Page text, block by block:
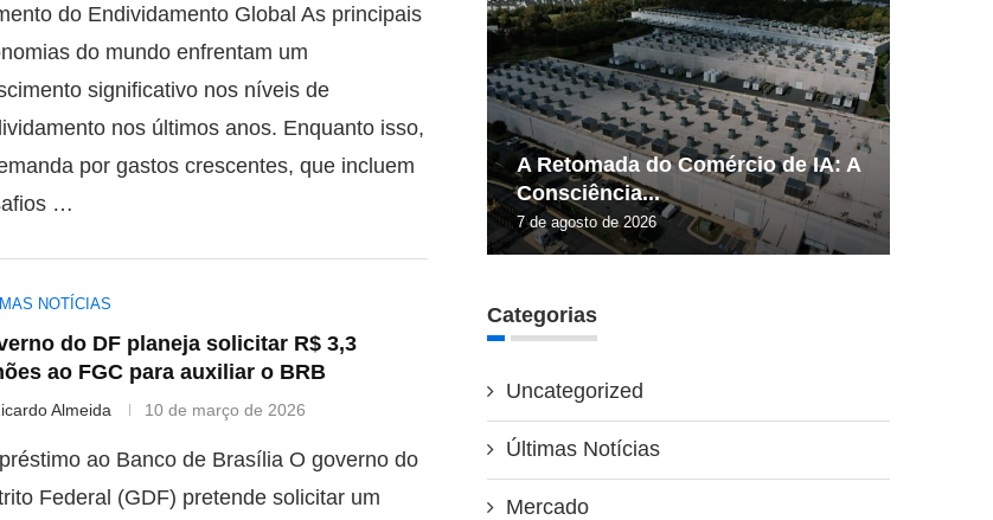
do Endividamento Global As principais
do mundo enfrentam um
significativo nos níveis de
nos últimos anos. Enquanto isso,
por gastos crescentes, que incluem
…
NOTÍCIAS
do DF planeja solicitar R$ 3,3
ao FGC para auxiliar o BRB
Almeida 10 de março de 2026
ao Banco de Brasília O governo do
Federal (GDF) pretende solicitar um
A Retomada do Comércio de IA: A
Consciência...
7 de agosto de 2026
Categorias
Uncategorized
Últimas Notícias
Mercado